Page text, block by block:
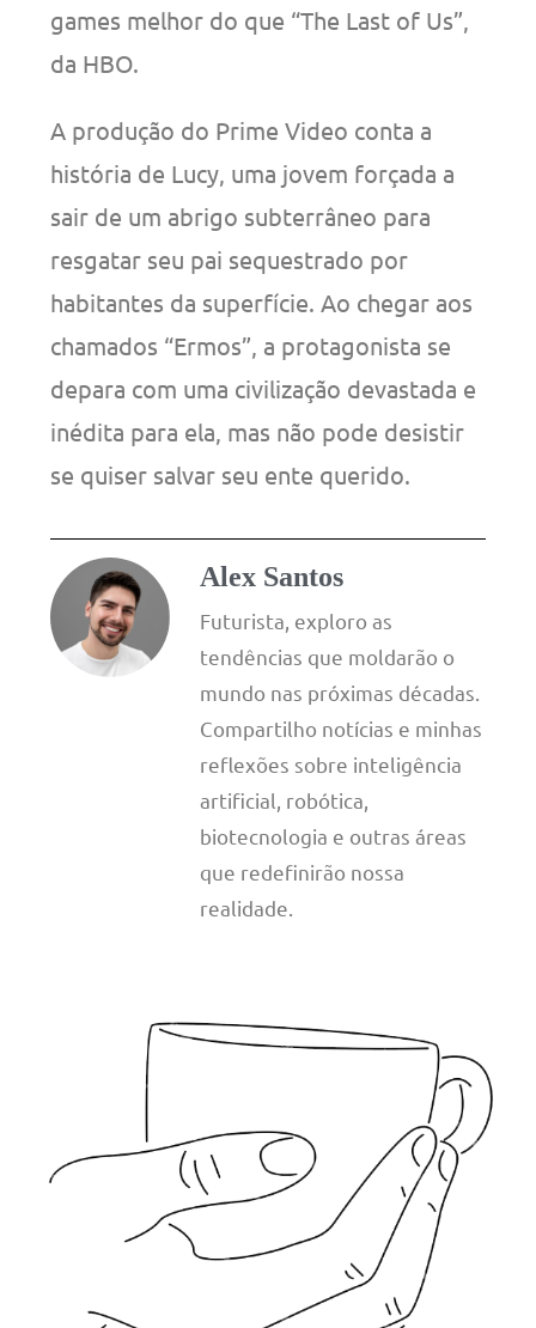
games melhor do que “The Last of Us”,
da HBO.
A produção do Prime Video conta a
história de Lucy, uma jovem forçada a
sair de um abrigo subterrâneo para
resgatar seu pai sequestrado por
habitantes da superfície. Ao chegar aos
chamados “Ermos”, a protagonista se
depara com uma civilização devastada e
inédita para ela, mas não pode desistir
se quiser salvar seu ente querido.
Alex Santos
Futurista, exploro as
tendências que moldarão o
mundo nas próximas décadas.
Compartilho notícias e minhas
reflexões sobre inteligência
artificial, robótica,
biotecnologia e outras áreas
que redefinirão nossa
realidade.